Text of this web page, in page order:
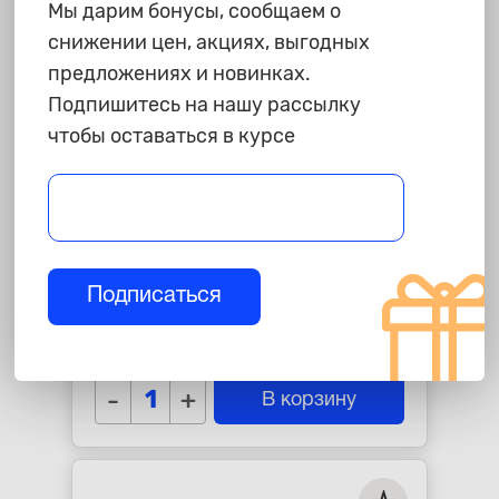
300 ₽
Соединитель шлангов прямой
D-6 / D-10 мм разносторонний
AUTO-GUR GRS610
- + В корзину
Мы дарим бонусы, сообщаем о
снижении цен, акциях, выгодных
предложениях и новинках.
Подпишитесь на нашу рассылку
чтобы оставаться в курсе
Подписаться